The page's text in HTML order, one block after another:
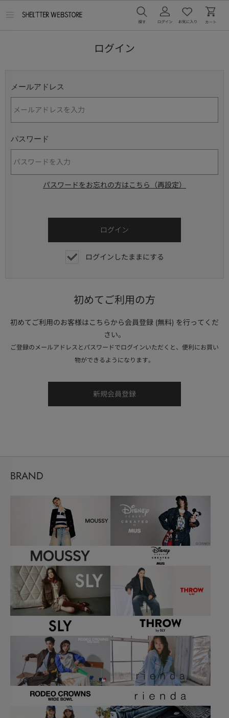
ログイン
メールアドレス
パスワード
パスワードをお忘れの方はこちら（再設定）
ログインしたままにする
初めてご利用の方
初めてご利用のお客様はこちらから会員登録 (無料) を行ってくだ
さい。
ご登録のメールアドレスとパスワードでログインいただくと、便利にお買い
物ができるようになります。
BRAND